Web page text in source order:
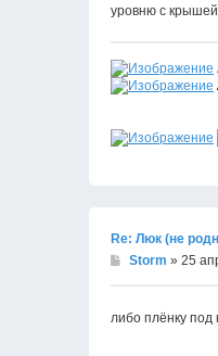
уровню с
Re: Люк (не
Storm » 25
либо плёнку под